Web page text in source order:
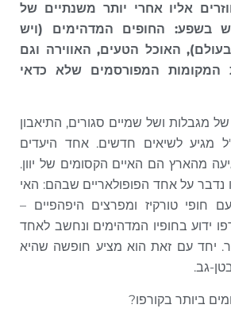
אליו אחרי יותר משנתיים של
בשפע: החופים המדהימים (ויש
האוכל הטעים, האווירה וגם
המקומות המפורסמים שלא כדאי
מגבלות ושל שמיים סגורים, התיאבון
מגיע לשיאים חדשים. אחד היעדים
מהארץ הם האיים הקסומים של יוון.
נדבר על אחד הפופולאריים שבהם: האי
חופי טורקיז ומפרצים היפהפיים –
ידוע בחופיו המדהימים ונחשב לאחד
יחד עם זאת הוא מציע חופשה שהיא
גב.
ביותר בקורפו?